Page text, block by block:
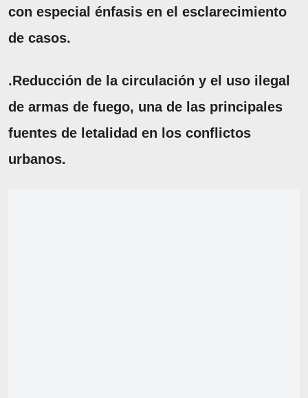
con especial énfasis en el esclarecimiento
de casos.
.Reducción de la circulación y el uso ilegal
de armas de fuego, una de las principales
fuentes de letalidad en los conflictos
urbanos.